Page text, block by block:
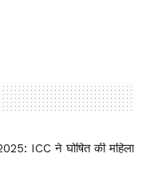
ICC ने घोषित की महिला